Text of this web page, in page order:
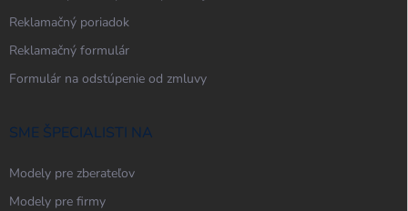
Reklamačný poriadok
Reklamačný formulár
Formulár na odstúpenie od zmluvy
SME ŠPECIALISTI NA
Modely pre zberateľov
Modely pre firmy